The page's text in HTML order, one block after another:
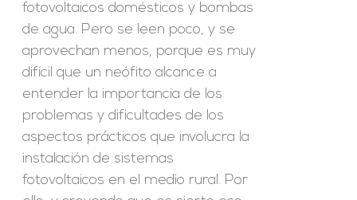
fotovoltaicos domésticos y bombas
de agua. Pero se leen poco, y se
aprovechan menos, porque es muy
difícil que un neófito alcance a
entender la importancia de los
problemas y dificultades de los
aspectos prácticos que involucra la
instalación de sistemas
fotovoltaicos en el medio rural. Por